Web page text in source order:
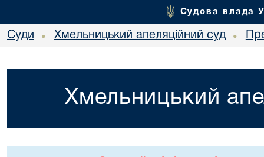
Судова влада
Суди • Хмельницький апеляційний суд •
Хмельницький